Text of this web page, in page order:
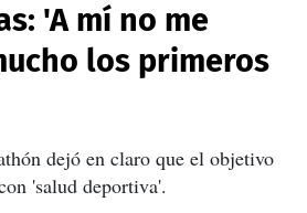
'A mí no me
los primeros
dejó en claro que el objetivo
'salud deportiva'.